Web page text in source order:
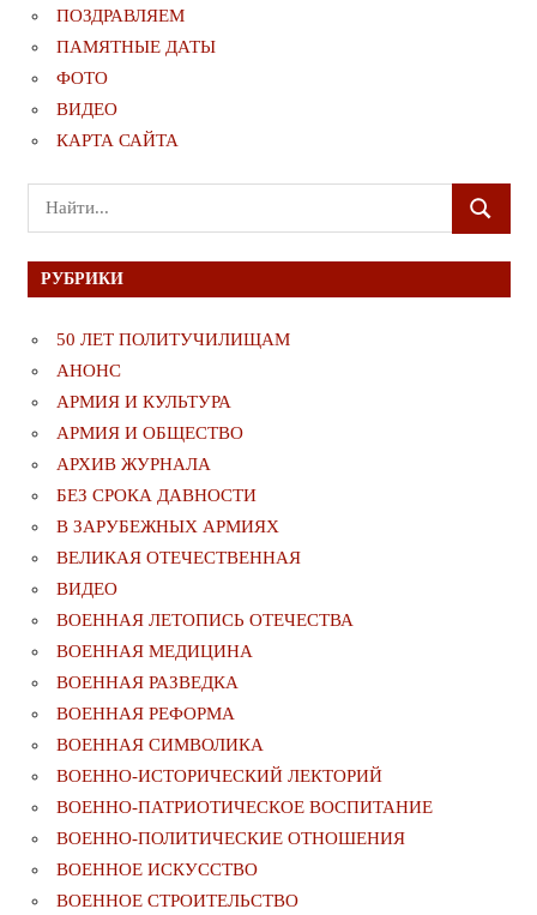
ПОЗДРАВЛЯЕМ
ПАМЯТНЫЕ ДАТЫ
ФОТО
ВИДЕО
КАРТА САЙТА
Поиск
для:
ПОИСК
РУБРИКИ
50 ЛЕТ ПОЛИТУЧИЛИЩАМ
АНОНС
АРМИЯ И КУЛЬТУРА
АРМИЯ И ОБЩЕСТВО
АРХИВ ЖУРНАЛА
БЕЗ СРОКА ДАВНОСТИ
В ЗАРУБЕЖНЫХ АРМИЯХ
ВЕЛИКАЯ ОТЕЧЕСТВЕННАЯ
ВИДЕО
ВОЕННАЯ ЛЕТОПИСЬ ОТЕЧЕСТВА
ВОЕННАЯ МЕДИЦИНА
ВОЕННАЯ РАЗВЕДКА
ВОЕННАЯ РЕФОРМА
ВОЕННАЯ СИМВОЛИКА
ВОЕННО-ИСТОРИЧЕСКИЙ ЛЕКТОРИЙ
ВОЕННО-ПАТРИОТИЧЕСКОЕ ВОСПИТАНИЕ
ВОЕННО-ПОЛИТИЧЕСКИE ОТНОШЕНИЯ
ВОЕННОЕ ИСКУССТВО
ВОЕННОЕ СТРОИТЕЛЬСТВО